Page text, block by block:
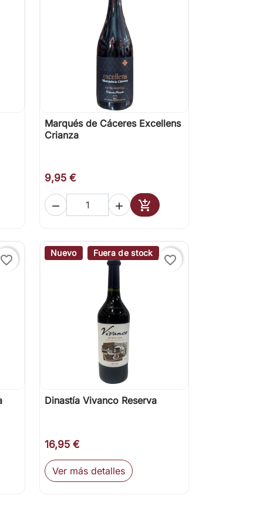
al carrito
 Vista rápida
Marqués de Cáceres Excellens
Crianza
9,95 €
  
Añadir al carrito
favorite_border
al carrito
Nuevo Fuera de stock
favorite_border
 Vista rápida
Dinastía Vivanco Reserva
16,95 €
Ver más detalles